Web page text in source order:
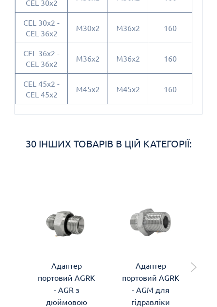
CEL 30x2
CEL 30x2 -
CEL 36x2
M30x2 M36x2 160
CEL 36x2 -
CEL 36x2
M36x2 M36x2 160
CEL 45x2 -
CEL 45x2
M45x2 M45x2 160
30 ІНШИХ ТОВАРІВ В ЦІЙ КАТЕГОРІЇ:
Адаптер
портовий AGRK
- AGR з
дюймовою
Адаптер
портовий AGRK
- AGM для
гідравліки